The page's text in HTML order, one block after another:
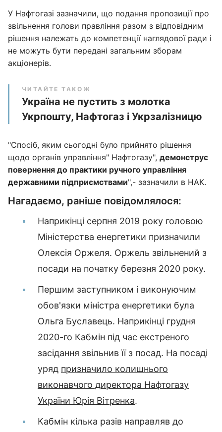
У Нафтогазі зазначили, що подання пропозиції про
звільнення голови правління разом з відповідним
рішення належать до компетенції наглядової ради і
не можуть бути передані загальним зборам
акціонерів.
ЧИТАЙТЕ ТАКОЖ
Україна не пустить з молотка
Укрпошту, Нафтогаз і Укрзалізницю
"Спосіб, яким сьогодні було прийнято рішення
щодо органів управління" Нафтогазу", демонструє
повернення до практики ручного управління
державними підприємствами",- зазначили в НАК.
Нагадаємо, раніше повідомлялося:
Наприкінці серпня 2019 року головою
Міністерства енергетики призначили
Олексія Оржеля. Оржель звільнений з
посади на початку березня 2020 року.
Першим заступником і виконуючим
обов'язки міністра енергетики була
Ольга Буславець. Наприкінці грудня
2020-го Кабмін під час екстреного
засідання звільнив її з посад. На посаді
уряд призначило колишнього
виконавчого директора Нафтогазу
України Юрія Вітренка.
Кабмін кілька разів направляв до